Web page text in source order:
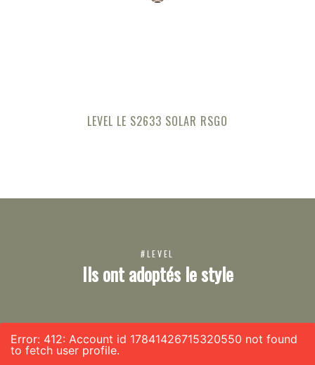
LEVEL LE S2633 SOLAR RSGO
#LEVEL
Ils ont adoptés le style
Error: 412: Account id 17841426715320550 not found
to fetch user profile.